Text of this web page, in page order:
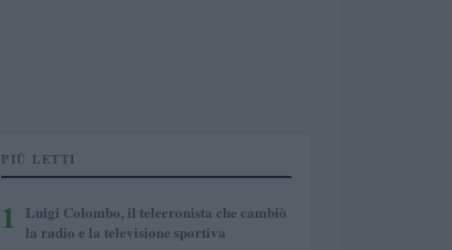
PIÙ LETTI
1
Luigi Colombo, il telecronista che cambiò
la radio e la televisione sportiva